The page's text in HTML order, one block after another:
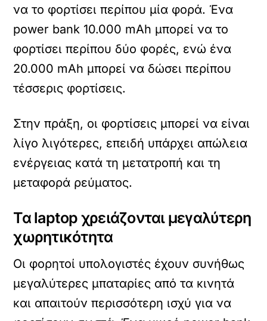
να το φορτίσει περίπου μία φορά. Ένα
power bank 10.000 mAh μπορεί να το
φορτίσει περίπου δύο φορές, ενώ ένα
20.000 mAh μπορεί να δώσει περίπου
τέσσερις φορτίσεις.
Στην πράξη, οι φορτίσεις μπορεί να είναι
λίγο λιγότερες, επειδή υπάρχει απώλεια
ενέργειας κατά τη μετατροπή και τη
μεταφορά ρεύματος.
Τα laptop χρειάζονται μεγαλύτερη
χωρητικότητα
Οι φορητοί υπολογιστές έχουν συνήθως
μεγαλύτερες μπαταρίες από τα κινητά
και απαιτούν περισσότερη ισχύ για να